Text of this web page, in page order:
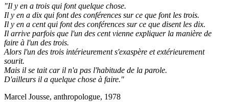
"Il y en a trois qui font quelque chose.
Il y en a dix qui font des conférences sur ce que font les trois.
Il y en a cent qui font des conférences sur ce que disent les dix.
Il arrive parfois que l'un des cent vienne expliquer la manière de
faire à l'un des trois.
Alors l'un des trois intérieurement s'exaspère et extérieurement
sourit.
Mais il se tait car il n'a pas l'habitude de la parole.
D'ailleurs il a quelque chose à faire."
Marcel Jousse, anthropologue, 1978